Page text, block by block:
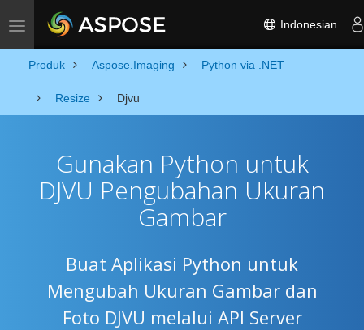
Toggle navigation Indonesian
Produk Aspose.Imaging Python via .NET
Resize Djvu
Gunakan Python untuk
DJVU Pengubahan Ukuran
Gambar
Buat Aplikasi Python untuk
Mengubah Ukuran Gambar dan
Foto DJVU melalui API Server